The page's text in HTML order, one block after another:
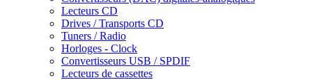
Lecteurs CD
Drives / Transports CD
Tuners / Radio
Horloges - Clock
Convertisseurs USB / SPDIF
Lecteurs de cassettes